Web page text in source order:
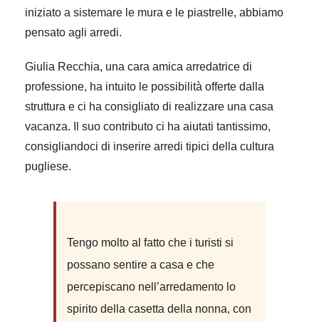
iniziato a sistemare le mura e le piastrelle, abbiamo
pensato agli arredi.
Giulia Recchia, una cara amica arredatrice di
professione, ha intuito le possibilità offerte dalla
struttura e ci ha consigliato di realizzare una casa
vacanza. Il suo contributo ci ha aiutati tantissimo,
consigliandoci di inserire arredi tipici della cultura
pugliese.
Tengo molto al fatto che i turisti si
possano sentire a casa e che
percepiscano nell’arredamento lo
spirito della casetta della nonna, con